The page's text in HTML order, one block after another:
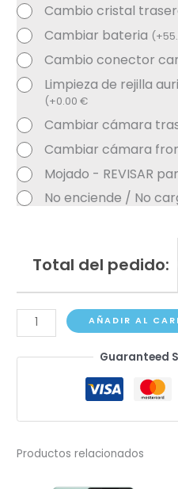
Cambio cristal
Cambiar bateria (+
Cambio conector
Limpieza de rejilla
(+0.00€
Cambiar cámara
Cambiar cámara
Mojado - REVISAR
No enciende / No
Total del pedido:
Samsung
Galaxy
M54
AÑADIR AL
Guaranteed
Productos relacionados